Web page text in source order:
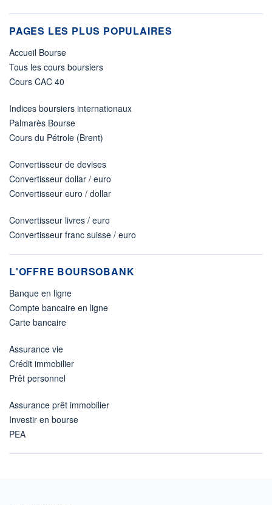
PAGES LES PLUS POPULAIRES
Accueil Bourse
Tous les cours boursiers
Cours CAC 40
Indices boursiers internationaux
Palmarès Bourse
Cours du Pétrole (Brent)
Convertisseur de devises
Convertisseur dollar / euro
Convertisseur euro / dollar
Convertisseur livres / euro
Convertisseur franc suisse / euro
L'OFFRE BOURSOBANK
Banque en ligne
Compte bancaire en ligne
Carte bancaire
Assurance vie
Crédit immobilier
Prêt personnel
Assurance prêt immobilier
Investir en bourse
PEA